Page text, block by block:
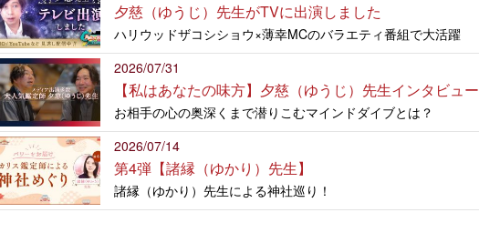
夕慈（ゆうじ）先生がTVに出演しました
ハリウッドザコシショウ×薄幸MCのバラエティ番組で大活躍
2026/07/31
【私はあなたの味方】夕慈（ゆうじ）先生インタビュー
お相手の心の奥深くまで潜りこむマインドダイブとは？
2026/07/14
第4弾【諸縁（ゆかり）先生】
諸縁（ゆかり）先生による神社巡り！